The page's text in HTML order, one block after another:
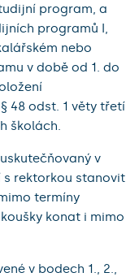
program, a
programů I,
nebo
v době od 1. do
48 odst. 1 věty třetí
školách.
v
s rektorkou stanovit
termíny
konat i mimo
v bodech 1., 2.,